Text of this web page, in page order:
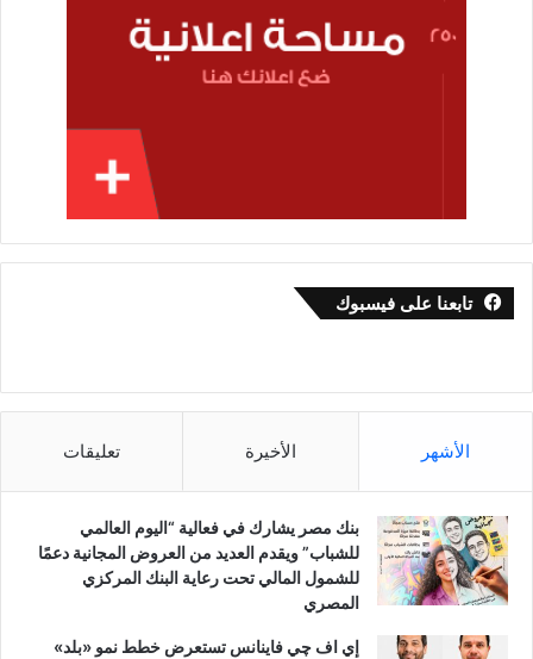
تابعنا على فيسبوك
الأشهر الأخيرة تعليقات
بنك مصر يشارك في فعالية “اليوم العالمي
للشباب” ويقدم العديد من العروض المجانية دعمًا
للشمول المالي تحت رعاية البنك المركزي
المصري
إي اف چي فاينانس تستعرض خطط نمو «بلد»